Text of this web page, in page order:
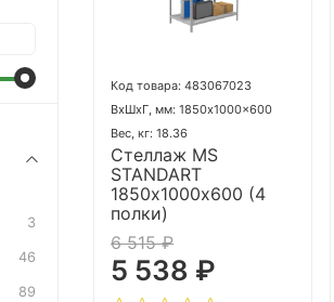
Код товара: 483067023
ВхШхГ, мм: 1850x1000x600
Вес, кг: 18.36
Стеллаж MS
STANDART
1850х1000х600 (4
полки)
6 515 ₽
5 538 ₽
3
46
89